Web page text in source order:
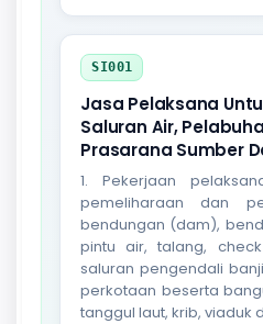
SI001
Jasa Pelaksana
Saluran Air,
Prasarana Sumber
1. Pekerjaan
pemeliharaan dan
bendungan (dam),
pintu air, talang,
saluran pengendali
perkotaan beserta
tanggul laut, krib, viaduk